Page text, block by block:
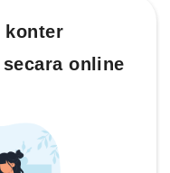
konter
online